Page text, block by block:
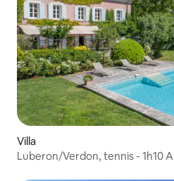
Villa
Luberon/Verdon, tennis - 1h10